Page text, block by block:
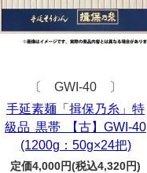
〔 GWI-40 〕
手延素麺「揖保乃糸」特
級品 黒帯 【古】GWI-40
(1200g：50g×24把)
定価4,000円(税込4,320円)